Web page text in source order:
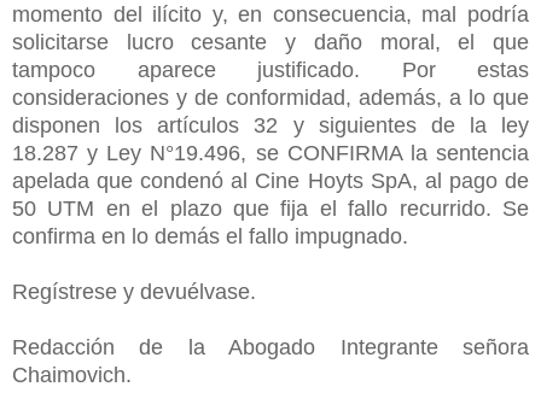
momento del ilícito y, en consecuencia, mal podría
solicitarse lucro cesante y daño moral, el que
tampoco aparece justificado. Por estas
consideraciones y de conformidad, además, a lo que
disponen los artículos 32 y siguientes de la ley
18.287 y Ley N°19.496, se CONFIRMA la sentencia
apelada que condenó al Cine Hoyts SpA, al pago de
50 UTM en el plazo que fija el fallo recurrido. Se
confirma en lo demás el fallo impugnado.
Regístrese y devuélvase.
Redacción de la Abogado Integrante señora
Chaimovich.